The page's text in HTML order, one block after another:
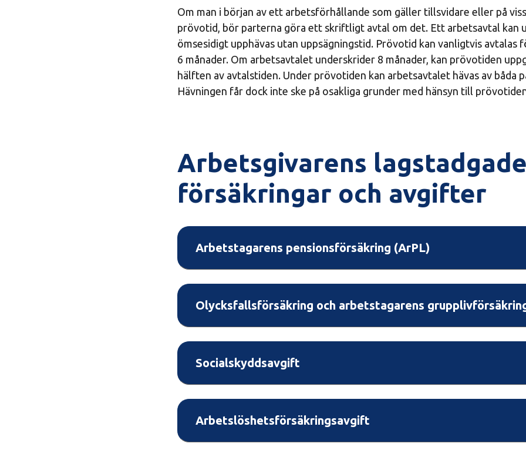
Om man i början av ett arbetsförhållande som gäller tillsvidare eller på
prövotid, bör parterna göra ett skriftligt avtal om det. Ett arbetsavtal kan
ömsesidigt upphävas utan uppsägningstid. Prövotid kan vanligtvis avtalas
6 månader. Om arbetsavtalet underskrider 8 månader, kan prövotiden
hälften av avtalstiden. Under prövotiden kan arbetsavtalet hävas av båda
Hävningen får dock inte ske på osakliga grunder med hänsyn till
Arbetsgivarens
försäkringar och avgifter
Arbetstagarens pensionsförsäkring (ArPL)
Olycksfallsförsäkring och arbetstagarens
Socialskyddsavgift
Arbetslöshetsförsäkringsavgift